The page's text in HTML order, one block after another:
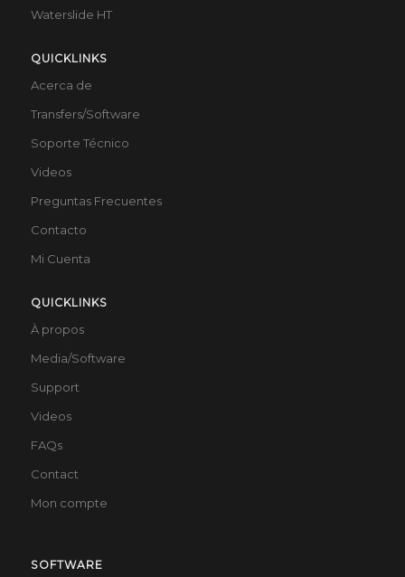
Waterslide HT
QUICKLINKS
Acerca de
Transfers/Software
Soporte Técnico
Videos
Preguntas Frecuentes
Contacto
Mi Cuenta
QUICKLINKS
À propos
Media/Software
Support
Videos
FAQs
Contact
Mon compte
SOFTWARE